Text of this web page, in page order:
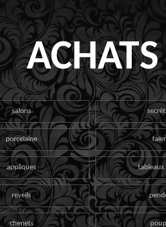
ACHATS
salons
porcelaine
appliques tableaux
reveils
chenets